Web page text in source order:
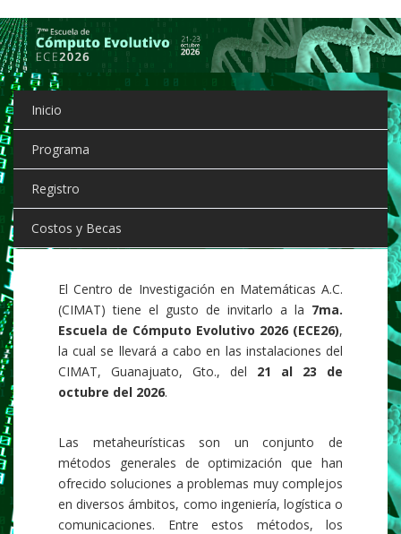
al
contenido
principal
Inicio
Programa
Registro
Costos y Becas
El Centro de Investigación en Matemáticas A.C.
(CIMAT) tiene el gusto de invitarlo a la 7ma.
Escuela de Cómputo Evolutivo 2026 (ECE26),
la cual se llevará a cabo en las instalaciones del
CIMAT, Guanajuato, Gto., del 21 al 23 de
octubre del 2026.
Las metaheurísticas son un conjunto de
métodos generales de optimización que han
ofrecido soluciones a problemas muy complejos
en diversos ámbitos, como ingeniería, logística o
comunicaciones. Entre estos métodos, los